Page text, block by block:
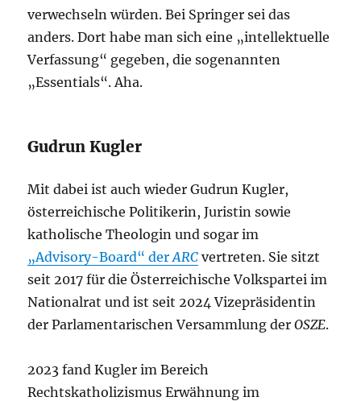
verwechseln würden. Bei Springer sei das
anders. Dort habe man sich eine „intellektuelle
Verfassung“ gegeben, die sogenannten
„Essentials“. Aha.
Gudrun Kugler
Mit dabei ist auch wieder Gudrun Kugler,
österreichische Politikerin, Juristin sowie
katholische Theologin und sogar im
„Advisory-Board“ derARC vertreten. Sie sitzt
seit 2017 für die Österreichische Volkspartei im
Nationalrat und ist seit 2024 Vizepräsidentin
der Parlamentarischen Versammlung derOSZE.
2023 fand Kugler im Bereich
Rechtskatholizismus Erwähnung im